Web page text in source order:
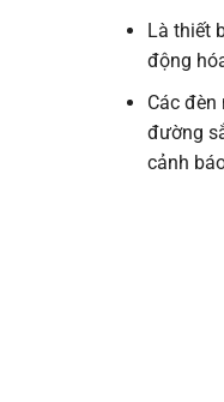
Là thiết
động
Các
đường
cảnh